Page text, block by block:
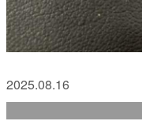
2025.08.16